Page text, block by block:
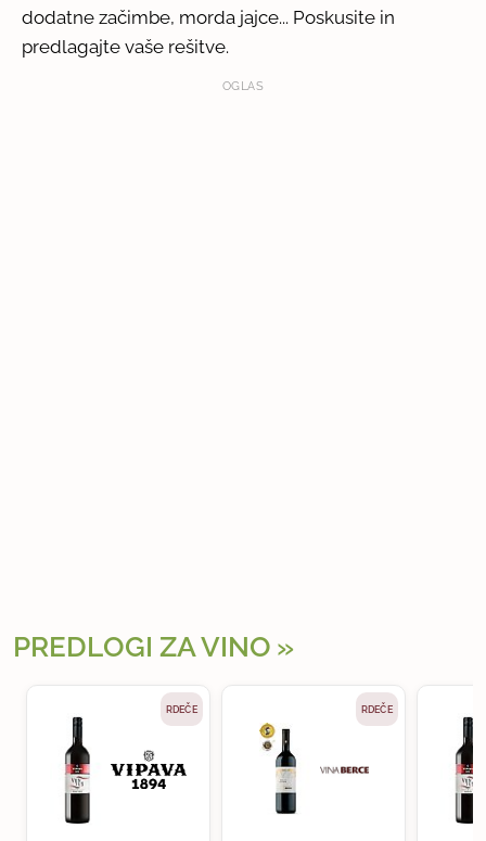
dodatne začimbe, morda jajce... Poskusite in
predlagajte vaše rešitve.
OGLAS
PREDLOGI ZA VINO
RDEČE RDEČE